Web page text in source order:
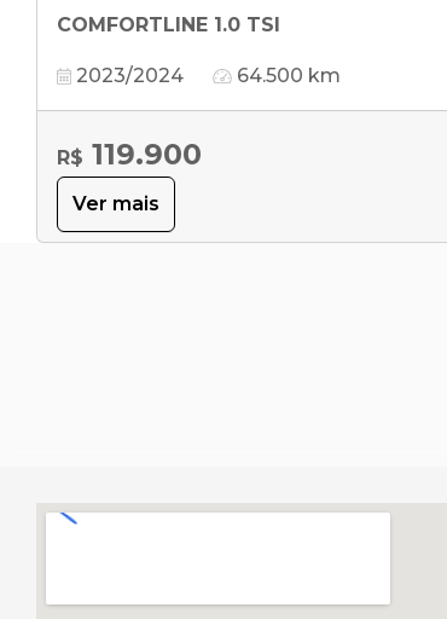
COMFORTLINE 1.0 TSI
2023/2024 64.500 km
R$ 119.900
Ver mais